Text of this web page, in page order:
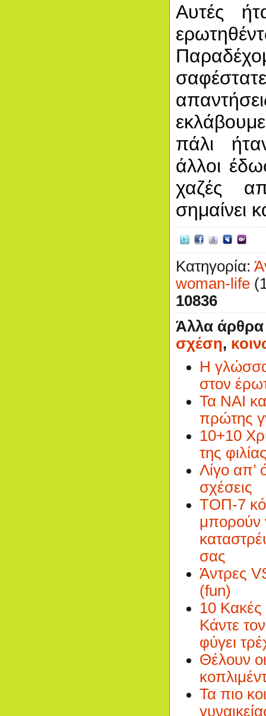
Αυτές
πάλι
άλλοι
χαζές
σημαίνει
Κατηγορία:
woman-life
10836
Άλλα άρθρα
σχέση,
Η
στον
Τα ΝΑΙ
πρώτης
10+10
της
Λίγο απ’
σχέσεις
ΤΟΠ-7
μπορούν
σας
Άντρες
(fun)
10
Κάντε
φύγει
Θέλουν
Τα πιο